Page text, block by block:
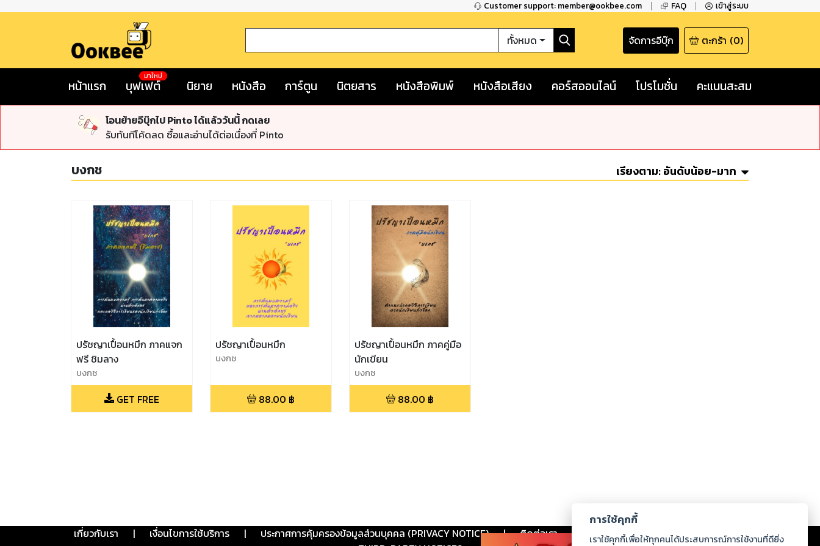
Customer support: member@ookbee.com FAQ เข้าสู่ระบบ
ทั้งหมด จัดการอีบุ๊ก ตะกร้า (0)
หน้าแรก บุฟเฟต์
มาใหม่
นิยาย หนังสือ การ์ตูน นิตยสาร หนังสือพิมพ์ หนังสือเสียง คอร์สออนไลน์ โปรโมชั่น คะแนนสะสม
โอนย้ายอีบุ๊กไป Pinto ได้แล้ววันนี้ กดเลย
รับทันทีโค้ดลด ซื้อและอ่านได้ต่อเนื่องที่ Pinto
บงกช เรียงตาม:อันดับน้อย-มาก
ปรัชญาเปื้อนหมึก ภาคแจก
ฟรี ชิมลาง
บงกช
GET FREE
ปรัชญาเปื้อนหมึก
บงกช
88.00 ฿
ปรัชญาเปื้อนหมึก ภาคคู่มือ
นักเขียน
บงกช
88.00 ฿
เกี่ยวกับเรา | เงื่อนไขการใช้บริการ | ประกาศการคุ้มครองข้อมูลส่วนบุคคล (PRIVACY NOTICE) | ติดต่อเรา ร่วมงานกับเรา ดาวน์โหลด
การใช้คุกกี้
เราใช้คุกกี้เพื่อให้ทุกคนได้ประสบการณ์การใช้งานที่ดียิ่ง